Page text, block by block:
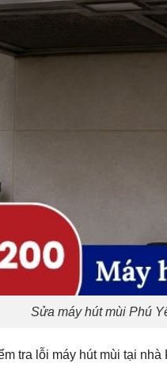
Sửa máy hút mùi Phú
tra lỗi máy hút mùi tại